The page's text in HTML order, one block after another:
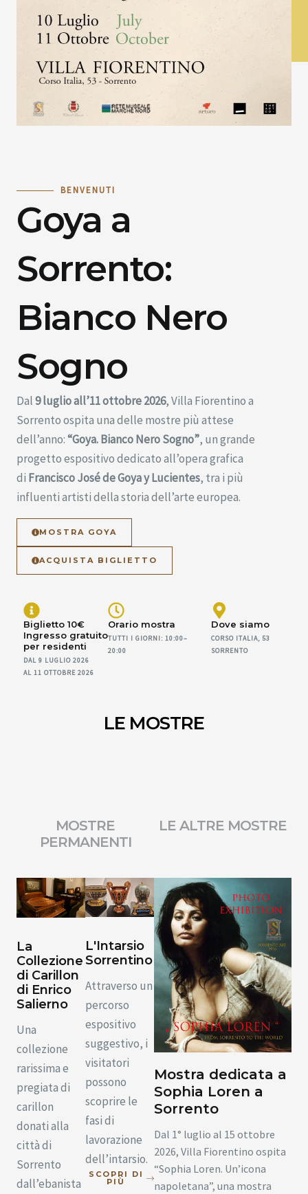
BENVENUTI
Goya a
Sorrento:
Bianco Nero
Sogno
Dal9 luglio all’11 ottobre 2026, Villa Fiorentino a
Sorrento ospita una delle mostre più attese
dell’anno:“Goya. Bianco Nero Sogno”, un grande
progetto espositivo dedicato all’opera grafica
di Francisco José de Goya y Lucientes, tra i più
influenti artisti della storia dell’arte europea.
MOSTRA GOYA
ACQUISTA BIGLIETTO
Biglietto 10€
Ingresso gratuito
per residenti
DAL 9 LUGLIO 2026
AL 11 OTTOBRE 2026
Orario mostra
TUTTI I GIORNI: 10:00–
20:00
Dove siamo
CORSO ITALIA, 53
SORRENTO
LE MOSTRE
MOSTRE
PERMANENTI
La
Collezione
di Carillon
di Enrico
Salierno
Una
collezione
rarissima e
pregiata di
carillon
donati alla
città di
Sorrento
dall’ebanista
L'Intarsio
Sorrentino
Attraverso un
percorso
espositivo
suggestivo, i
visitatori
possono
scoprire le
fasi di
lavorazione
dell’intarsio.
SCOPRI DI
PIÙ
LE ALTRE MOSTRE
Mostra dedicata a
Sophia Loren a
Sorrento
Dal 1° luglio al 15 ottobre
2026, Villa Fiorentino ospita
“Sophia Loren. Un’icona
napoletana”, una mostra